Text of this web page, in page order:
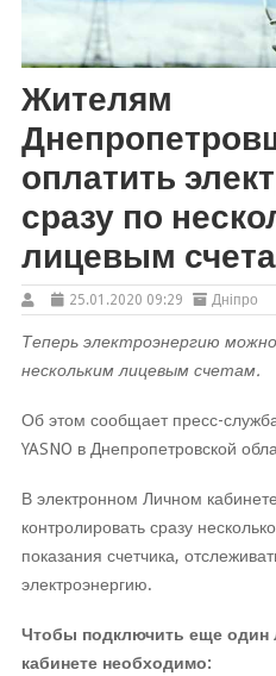
Жителям
оплатить
сразу по
лицевым
25.01.2020 09:29 Дніпро
Теперь электроэнергию
нескольким лицевым счетам.
Об этом сообщает пресс-
YASNO в Днепропетровской
В электронном Личном
контролировать сразу
показания счетчика,
электроэнергию.
Чтобы подключить еще один
кабинете необходимо: